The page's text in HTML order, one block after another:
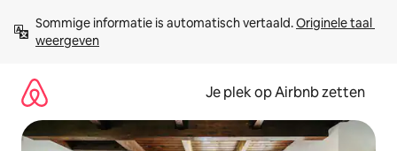
direct
naar
Sommige informatie is automatisch vertaald. Originele taal
weergeven
Je plek op Airbnb zetten